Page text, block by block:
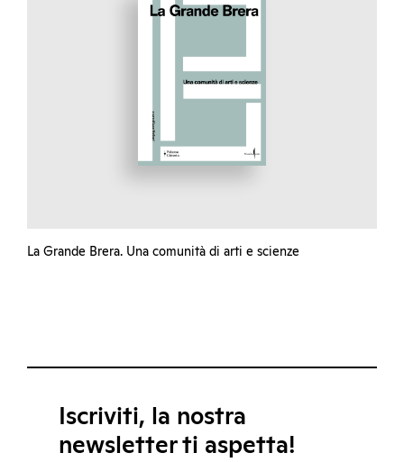
La Grande Brera. Una comunità di arti e scienze
Iscriviti, la nostra
newsletter ti aspetta!